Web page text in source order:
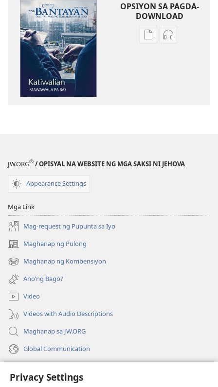
Privacy Settings
OPSIYON SA PAGDA-
DOWNLOAD
OpsiyonOpsiyon
JW.ORG® / OPISYAL NA WEBSITE NG MGA SAKSI NI JEHOVA
Appearance Settings
Mga Link
Mag-request ng Pupunta sa Iyo
Maghanap ng Pulong
(may
bubukas
na
bagong
window)
Maghanap ng Kombensiyon
(may
bubukas
na
bagong
window)
Ano’ng Bago?
Video
Videos with Audio Descriptions
Maghanap sa JW.ORG
Global Communication